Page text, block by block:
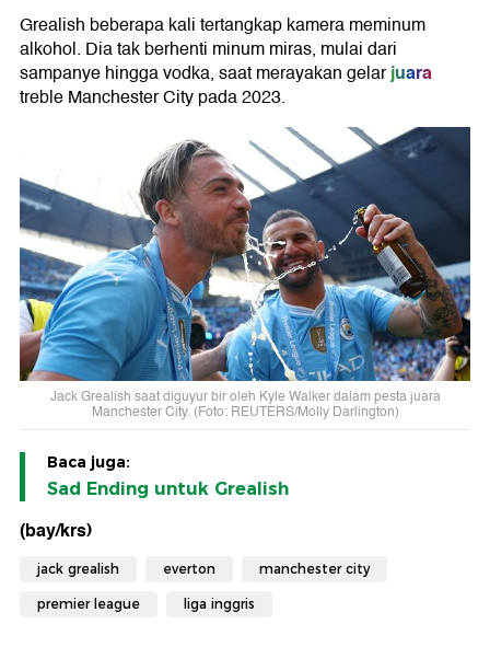
Grealish beberapa kali tertangkap kamera meminum
alkohol. Dia tak berhenti minum miras, mulai dari
sampanye hingga vodka, saat merayakan gelarjuara
treble Manchester City pada 2023.
Jack Grealish saat diguyur bir oleh Kyle Walker dalam pesta juara
Manchester City. (Foto: REUTERS/Molly Darlington)
Baca juga:
Sad Ending untuk Grealish
(bay/krs)
jack grealish everton manchester city
premier league liga inggris